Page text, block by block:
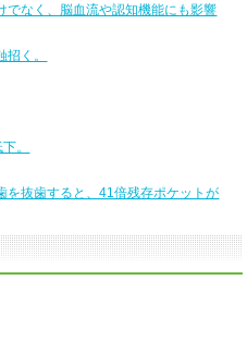
でなく、脳血流や認知機能にも影響
く。
。
を抜歯すると、41倍残存ポケットが